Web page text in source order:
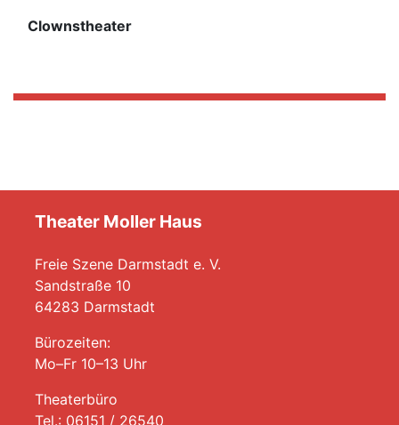
Clownstheater
Theater Moller Haus
Freie Szene Darmstadt e. V.
Sandstraße 10
64283 Darmstadt
Bürozeiten:
Mo–Fr 10–13 Uhr
Theaterbüro
Tel.: 06151 / 26540